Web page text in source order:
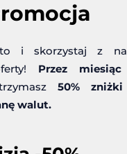
i skorzystaj z
Przez miesiąc
50%
walut.